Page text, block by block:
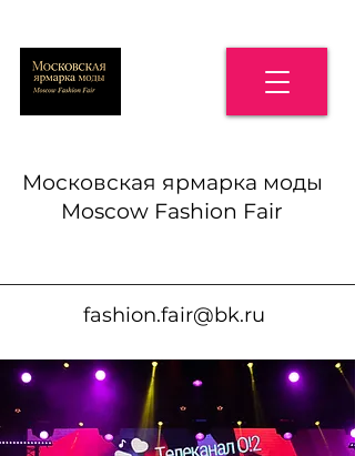
Московская ярмарка моды
Moscow Fashion Fair
fashion.fair@bk.ru